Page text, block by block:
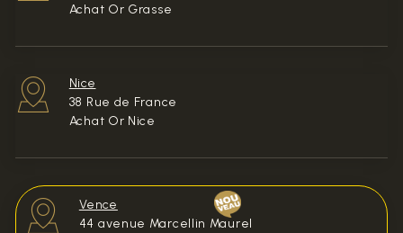
Achat Or Grasse
Nice
38 Rue de France
Achat Or Nice
Vence
44 avenue Marcellin Maurel